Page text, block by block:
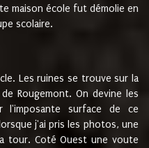
maison école fut démolie en
scolaire.
Les ruines se trouve sur la
Rougemont. On devine les
l'imposante surface de ce
j'ai pris les photos, une
tour. Coté Ouest une voute